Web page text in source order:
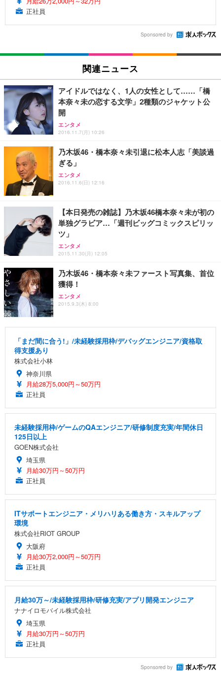
正社員
Sponsored by
関連ニュース
アイドルではなく、1人の女性として……「橋
本奈々未の恋する文学」2種類のジャケット公
開
エンタメ
2016.11.7(月) 10:26
乃木坂46・橋本奈々未引退に松本人志「美談過
ぎる」
エンタメ
2016.11.6(日) 12:16
【本日発売の雑誌】乃木坂46橋本奈々未が初の
単独グラビア…「週刊ビッグコミックスピリッ
ツ」
エンタメ
2015.11.30(月) 12:05
乃木坂46・橋本奈々未ファースト写真集、首位
獲得！
エンタメ
2015.9.3(木) 8:00
「まだ間に合う!」/未経験採用枠/デバッグエンジニア/資格取
得支援あり
株式会社小林
神奈川県
月給28万5,000円～50万円
正社員
未経験採用枠/ゲームのQAエンジニア/研修制度充実/年間休日
125日以上
GOEN株式会社
埼玉県
月給30万円～50万円
正社員
ITサポートエンジニア・メリハリある働き方・スキルアップ
環境
株式会社RIOT GROUP
大阪府
月給30万2,000円～50万円
正社員
月給30万～/未経験採用枠/研修充実/アプリ開発エンジニア
ナナイロモバイル株式会社
埼玉県
月給30万円～50万円
正社員
Sponsored by